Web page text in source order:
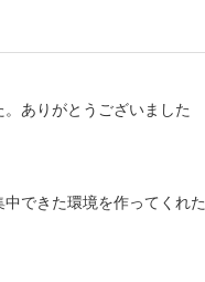
ありがとうございました
できた環境を作ってくれた